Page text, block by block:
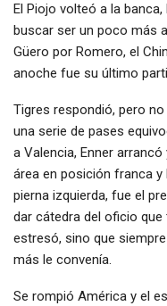
El Piojo volteó a la
buscar ser un poco más
Güero por Romero, el
anoche fue su último
Tigres respondió, pero
una serie de pases
a Valencia, Enner
área en posición franca
pierna izquierda, fue el
dar cátedra del oficio que
estresó, sino que
más le convenía.
Se rompió América y el